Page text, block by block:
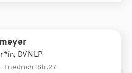
DVNLP
Friedrich-Str.27